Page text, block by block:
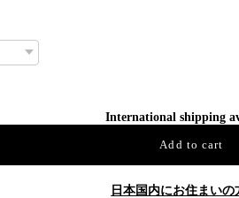
International shipping
Add to cart
日本国内にお住まいの